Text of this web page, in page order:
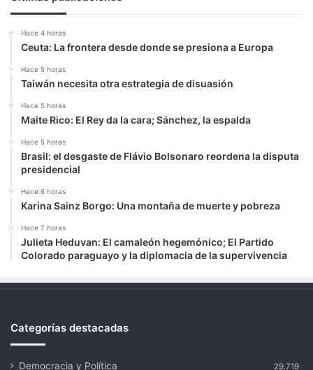
Hace 4 horas
Ceuta: La frontera desde donde se presiona a Europa
Hace 5 horas
Taiwán necesita otra estrategia de disuasión
Hace 5 horas
Maite Rico: El Rey da la cara; Sánchez, la espalda
Hace 5 horas
Brasil: el desgaste de Flávio Bolsonaro reordena la disputa
presidencial
Hace 6 horas
Karina Sainz Borgo: Una montaña de muerte y pobreza
Hace 7 horas
Julieta Heduvan: El camaleón hegemónico; El Partido
Colorado paraguayo y la diplomacia de la supervivencia
Categorías destacadas
Democracia y Política 29.719